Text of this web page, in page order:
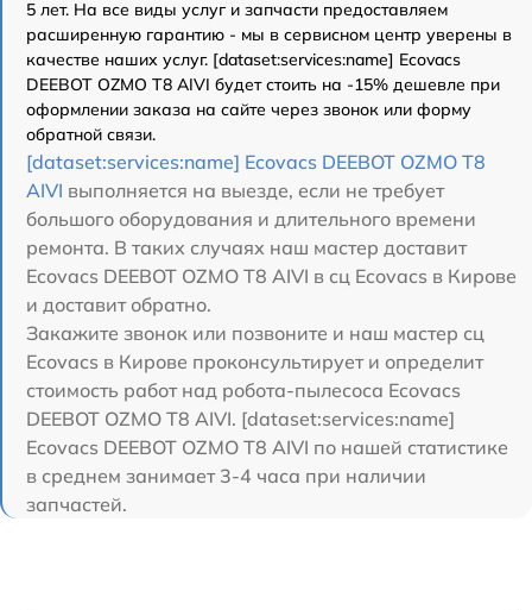
5 лет. На все виды услуг и запчасти предоставляем
расширенную гарантию - мы в сервисном центр уверены в
качестве наших услуг. [dataset:services:name] Ecovacs
DEEBOT OZMO T8 AIVI будет стоить на -15% дешевле при
оформлении заказа на сайте через звонок или форму
обратной связи.
[dataset:services:name] Ecovacs DEEBOT OZMO T8
AIVI выполняется на выезде, если не требует
большого оборудования и длительного времени
ремонта. В таких случаях наш мастер доставит
Ecovacs DEEBOT OZMO T8 AIVI в сц Ecovacs в Кирове
и доставит обратно.
Закажите звонок или позвоните и наш мастер сц
Ecovacs в Кирове проконсультирует и определит
стоимость работ над робота-пылесоса Ecovacs
DEEBOT OZMO T8 AIVI. [dataset:services:name]
Ecovacs DEEBOT OZMO T8 AIVI по нашей статистике
в среднем занимает 3-4 часа при наличии
запчастей.